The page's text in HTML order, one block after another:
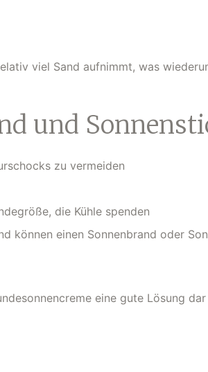
viel Sand aufnimmt, was
und
zu vermeiden
die Kühle spenden
können einen Sonnenbrand oder
eine gute Lösung dar